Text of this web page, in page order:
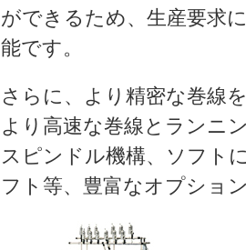
ができるため、生産要求
能です。
さらに、より精密な巻線
より高速な巻線とランニ
スピンドル機構、ソフト
フト等、豊富なオプショ